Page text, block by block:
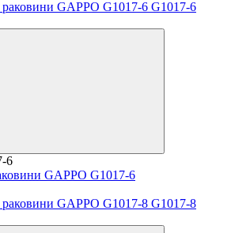
6
GAPPO G1017-6